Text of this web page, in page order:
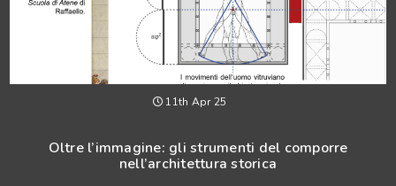
11th Apr 25
Oltre l’immagine: gli strumenti del comporre
nell’architettura storica